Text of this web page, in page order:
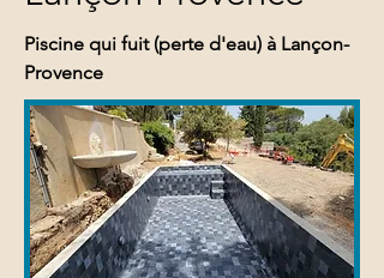
Piscine qui fuit (perte d'eau) à Lançon-
Provence